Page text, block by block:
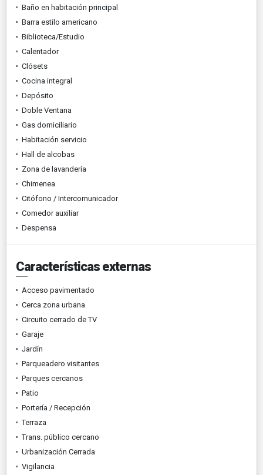
Baño en habitación principal
Barra estilo americano
Biblioteca/Estudio
Calentador
Clósets
Cocina integral
Depósito
Doble Ventana
Gas domiciliario
Habitación servicio
Hall de alcobas
Zona de lavandería
Chimenea
Citófono / Intercomunicador
Comedor auxiliar
Despensa
Características externas
Acceso pavimentado
Cerca zona urbana
Circuito cerrado de TV
Garaje
Jardín
Parqueadero visitantes
Parques cercanos
Patio
Portería / Recepción
Terraza
Trans. público cercano
Urbanización Cerrada
Vigilancia